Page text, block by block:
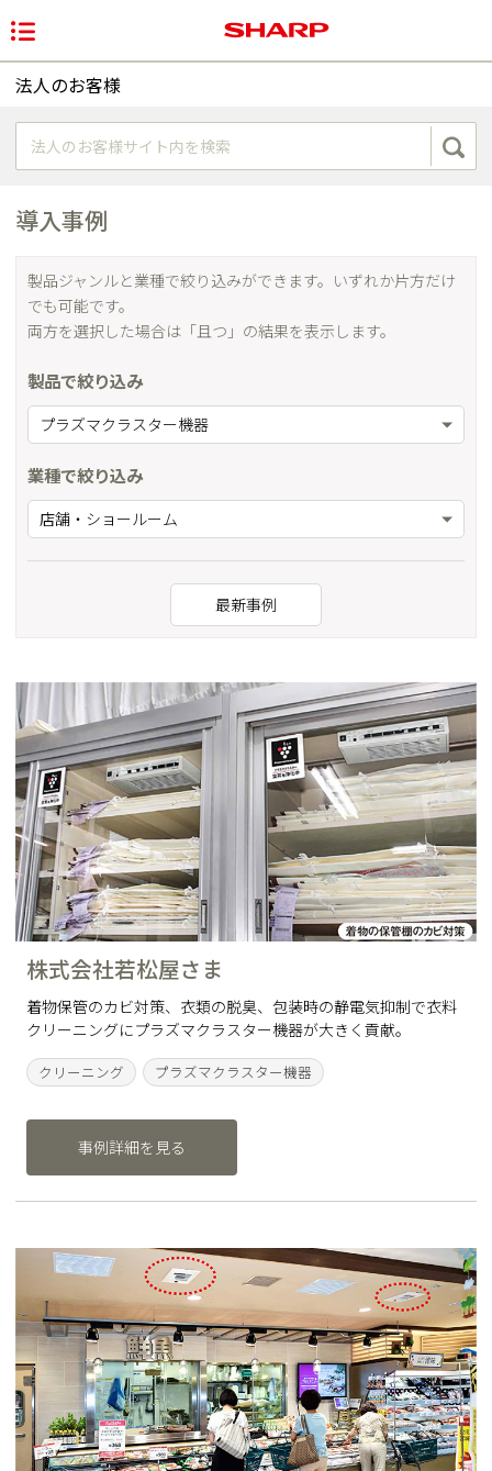
法人のお客様
導入事例
製品ジャンルと業種で絞り込みができます。いずれか片方だけ
でも可能です。
両方を選択した場合は「且つ」の結果を表示します。
製品で絞り込み
プラズマクラスター機器
業種で絞り込み
店舗・ショールーム
最新事例
株式会社若松屋さま
着物保管のカビ対策、衣類の脱臭、包装時の静電気抑制で衣料
クリーニングにプラズマクラスター機器が大きく貢献。
クリーニング プラズマクラスター機器
事例詳細を見る